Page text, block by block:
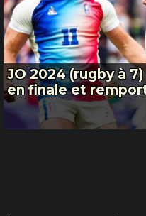
JO 2024 (rugby à
en finale et